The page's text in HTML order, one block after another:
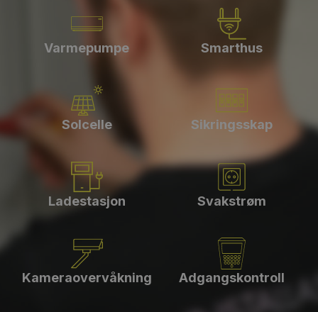
Varmepumpe Smarthus
Solcelle Sikringsskap
Ladestasjon Svakstrøm
Kameraovervåkning Adgangskontroll